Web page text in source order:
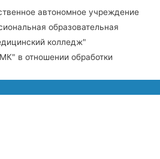
автономное учреждение
образовательная
колледж"
в отношении обработки